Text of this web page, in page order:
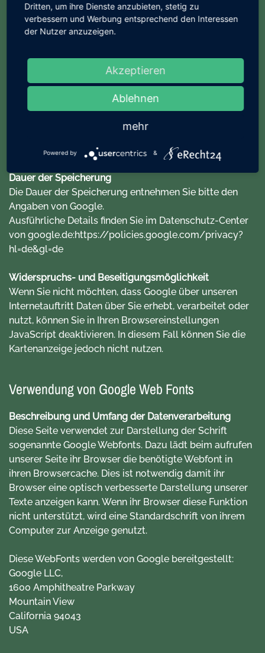
Zweck der Datenverarbeitung
Zweck und Umfang der Datenerhebung und die weitere
Verarbeitung und Nutzung der Daten durch Google
Einstellungsmöglichkeiten zum Schutz Ihrer
Privatsphäre entnehmen Sie bitte den
Datenschutzhinweisen von Google.
Ausführliche Details finden Sie im Datenschutz-Center
hl=de&gl=de
Dauer der Speicherung
Die Dauer der Speicherung entnehmen Sie bitte den
Angaben von Google.
Ausführliche Details finden Sie im Datenschutz-Center
von google.de:https://policies.google.com/privacy?
hl=de&gl=de
Widerspruchs- und Beseitigungsmöglichkeit
Wenn Sie nicht möchten, dass Google über unseren
Internetauftritt Daten über Sie erhebt, verarbeitet oder
nutzt, können Sie in Ihren Browsereinstellungen
JavaScript deaktivieren. In diesem Fall können Sie die
Kartenanzeige jedoch nicht nutzen.
Verwendung von Google Web Fonts
Beschreibung und Umfang der Datenverarbeitung
Diese Seite verwendet zur Darstellung der Schrift
sogenannte Google Webfonts. Dazu lädt beim aufrufen
unserer Seite ihr Browser die benötigte Webfont in
ihren Browsercache. Dies ist notwendig damit ihr
Browser eine optisch verbesserte Darstellung unserer
Texte anzeigen kann. Wenn ihr Browser diese Funktion
nicht unterstützt, wird eine Standardschrift von ihrem
Computer zur Anzeige genutzt.
Diese WebFonts werden von Google bereitgestellt:
Google LLC,
1600 Amphitheatre Parkway
Mountain View
California 94043
USA
Dritten, um ihre Dienste anzubieten, stetig zu
verbessern und Werbung entsprechend den Interessen
der Nutzer anzuzeigen.
Akzeptieren
Ablehnen
mehr
Powered by &